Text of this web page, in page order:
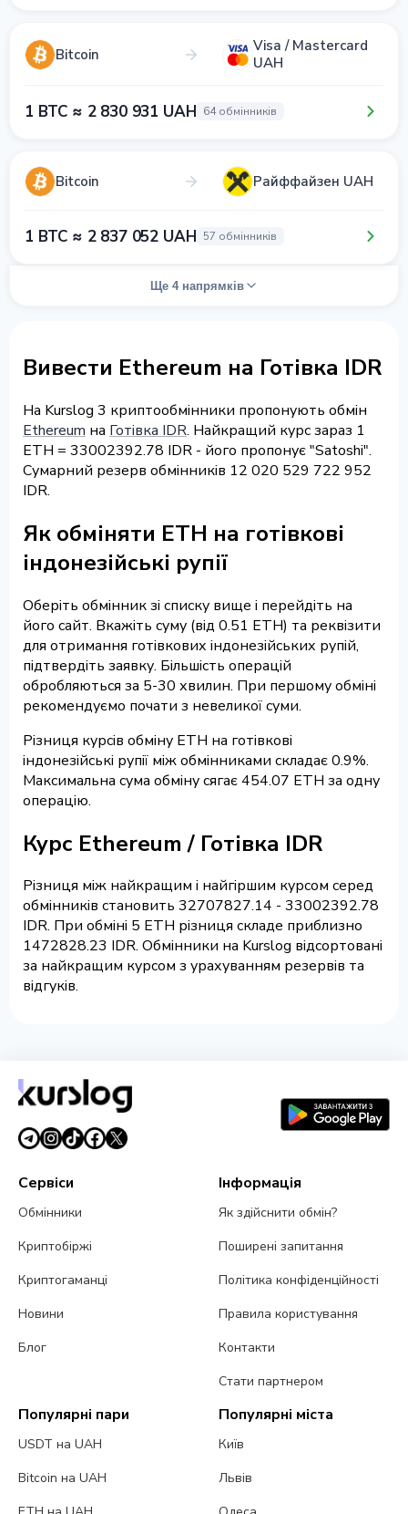
Bitcoin
Visa / Mastercard
UAH
1 BTC ≈ 2 830 931 UAH 64 обмінників
Bitcoin Райффайзен UAH
1 BTC ≈ 2 837 052 UAH 57 обмінників
Ще 4 напрямків
Вивести Ethereum на Готівка IDR
На Kurslog 3 криптообмінники пропонують обмін
Ethereum на Готівка IDR. Найкращий курс зараз 1
ETH = 33002392.78 IDR - його пропонує "Satoshi".
Сумарний резерв обмінників 12 020 529 722 952
IDR.
Як обміняти ETH на готівкові
індонезійські рупії
Оберіть обмінник зі списку вище і перейдіть на
його сайт. Вкажіть суму (від 0.51 ETH) та реквізити
для отримання готівкових індонезійських рупій,
підтвердіть заявку. Більшість операцій
обробляються за 5-30 хвилин. При першому обміні
рекомендуємо почати з невеликої суми.
Різниця курсів обміну ETH на готівкові
індонезійські рупії між обмінниками складає 0.9%.
Максимальна сума обміну сягає 454.07 ETH за одну
операцію.
Курс Ethereum / Готівка IDR
Різниця між найкращим і найгіршим курсом серед
обмінників становить 32707827.14 - 33002392.78
IDR. При обміні 5 ETH різниця складе приблизно
1472828.23 IDR. Обмінники на Kurslog відсортовані
за найкращим курсом з урахуванням резервів та
відгуків.
Сервіси
Обмінники
Криптобіржі
Криптогаманці
Новини
Блог
Інформація
Як здійснити обмін?
Поширені запитання
Політика конфіденційності
Правила користування
Контакти
Стати партнером
Популярні пари
USDT на UAH
Bitcoin на UAH
Популярні міста
Київ
Львів